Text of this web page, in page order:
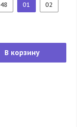
48 01 02
В корзину